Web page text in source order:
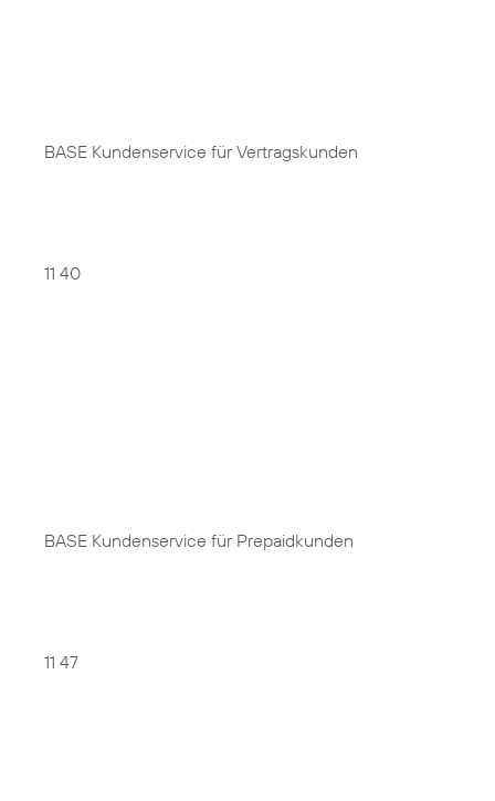
BASE Kundenservice für Vertragskunden
11 40
BASE Kundenservice für Prepaidkunden
11 47